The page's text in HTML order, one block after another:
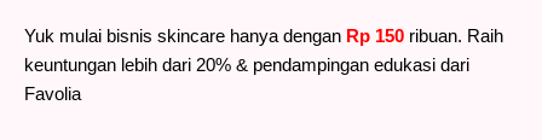
Yuk mulai bisnis skincare hanya dengan Rp 150 ribuan. Raih
keuntungan lebih dari 20% & pendampingan edukasi dari
Favolia